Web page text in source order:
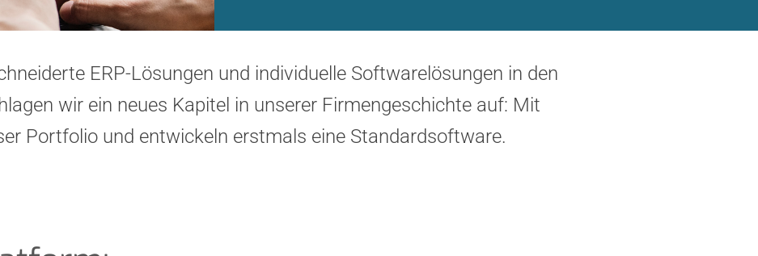
ERP-Lösungen und individuelle Softwarelösungen in den
wir ein neues Kapitel in unserer Firmengeschichte auf: Mit
Portfolio und entwickeln erstmals eine Standardsoftware.